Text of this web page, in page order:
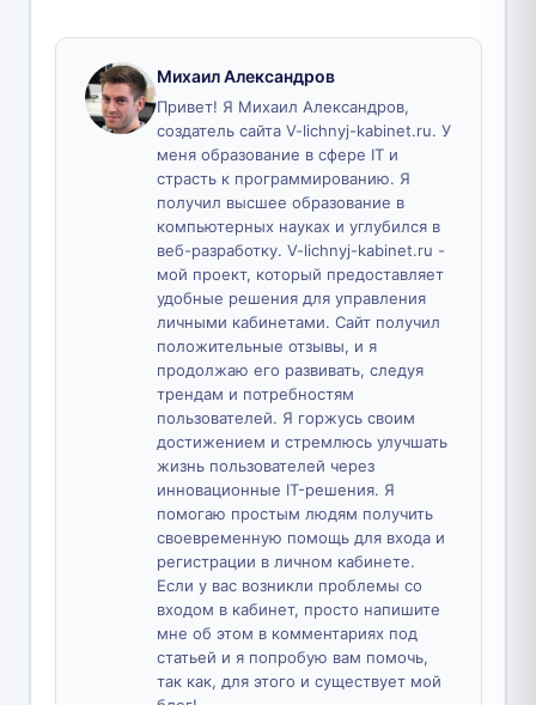
Михаил Александров
Привет! Я Михаил Александров,
создатель сайта V-lichnyj-kabinet.ru. У
меня образование в сфере IT и
страсть к программированию. Я
получил высшее образование в
компьютерных науках и углубился в
веб-разработку. V-lichnyj-kabinet.ru -
мой проект, который предоставляет
удобные решения для управления
личными кабинетами. Сайт получил
положительные отзывы, и я
продолжаю его развивать, следуя
трендам и потребностям
пользователей. Я горжусь своим
достижением и стремлюсь улучшать
жизнь пользователей через
инновационные IT-решения. Я
помогаю простым людям получить
своевременную помощь для входа и
регистрации в личном кабинете.
Если у вас возникли проблемы со
входом в кабинет, просто напишите
мне об этом в комментариях под
статьей и я попробую вам помочь,
так как, для этого и существует мой